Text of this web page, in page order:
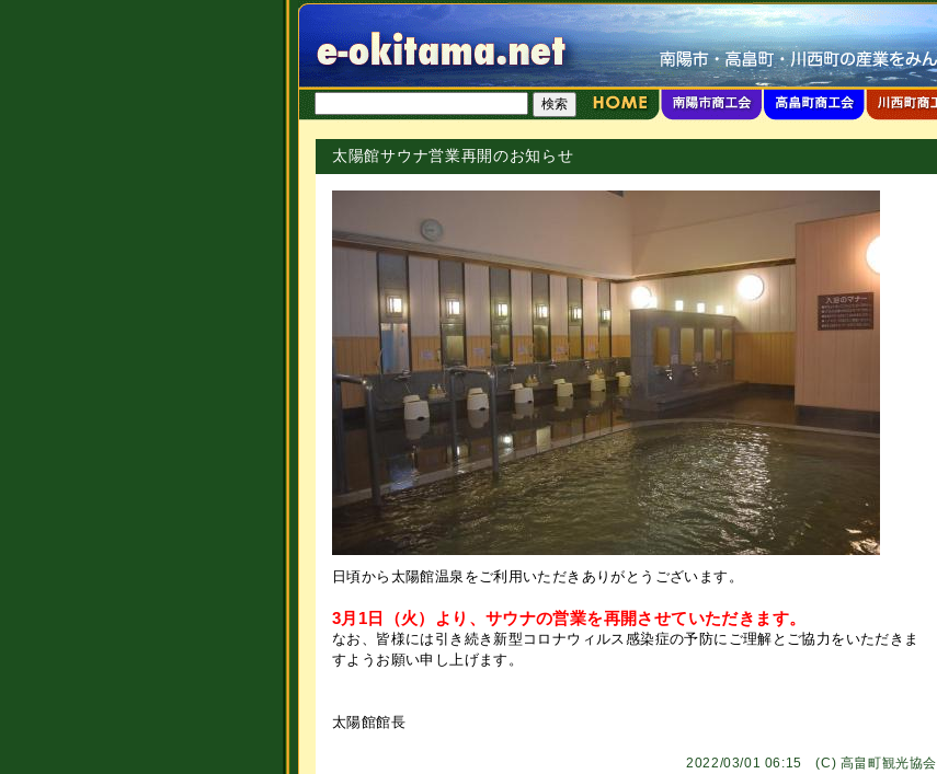
太陽館サウナ営業再開のお知らせ
日頃から太陽館温泉をご利用いただきありがとうございます。
3月1日（火）より、サウナの営業を再開させていただきます。
なお、皆様には引き続き新型コロナウィルス感染症の予防にご理解とご協力をいただきま
すようお願い申し上げます。
太陽館館長
2022/03/01 06:15 (C) 高畠町観光協会